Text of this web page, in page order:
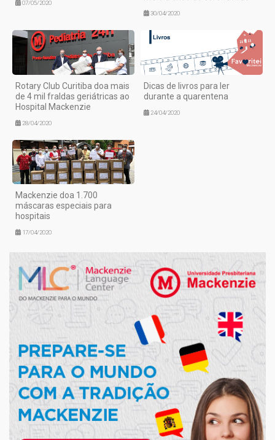
07/05/2020
30/04/2020
Rotary Club Curitiba doa mais
de 4 mil fraldas geriátricas ao
Hospital Mackenzie
28/04/2020
Dicas de livros para ler
durante a quarentena
24/04/2020
Mackenzie doa 1.700
máscaras especiais para
hospitais
17/04/2020